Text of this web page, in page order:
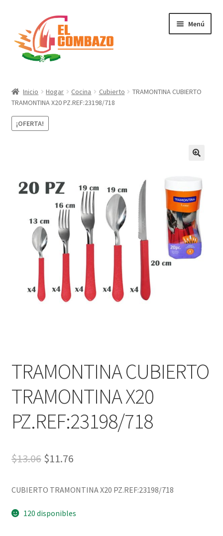
Menú
DJ, Audio e Iluminación PRO
Grabación de Audio & Video
Hogar
Inicio Hogar Cocina Cubierto
TRAMONTINA CUBIERTO
TRAMONTINA X20 PZ.REF:23198/718
¡OFERTA!
TRAMONTINA CUBIERTO
TRAMONTINA X20
PZ.REF:23198/718
$13.06 $11.76
CUBIERTO TRAMONTINA X20 PZ.REF:23198/718
120 disponibles